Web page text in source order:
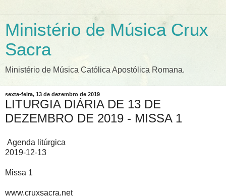
Ministério de Música Crux
Sacra
Ministério de Música Católica Apostólica Romana.
sexta-feira, 13 de dezembro de 2019
LITURGIA DIÁRIA DE 13 DE
DEZEMBRO DE 2019 - MISSA 1
Agenda litúrgica
2019-12-13
Missa 1
www.cruxsacra.net